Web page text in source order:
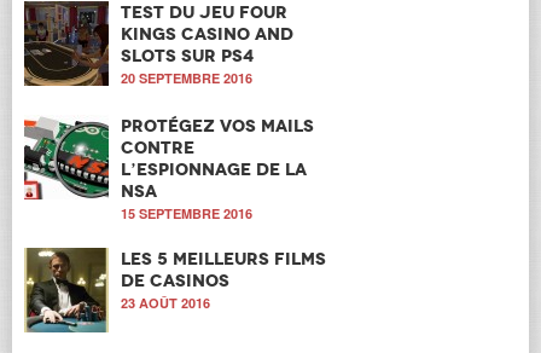
Test du jeu Four
Kings Casino and
Slots sur PS4
20 SEPTEMBRE 2016
Protégez vos mails
contre
l’espionnage de la
NSA
15 SEPTEMBRE 2016
Les 5 meilleurs films
de casinos
23 AOÛT 2016